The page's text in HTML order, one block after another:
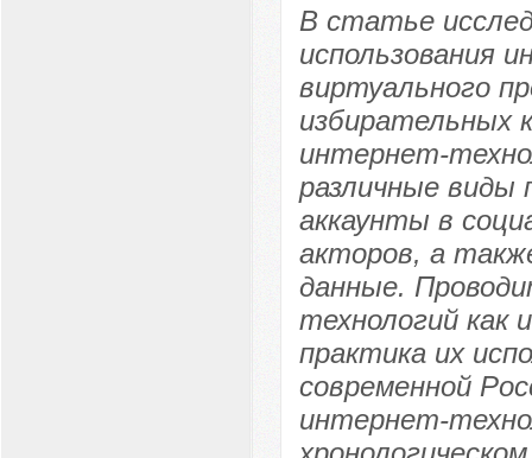
В статье
использования
виртуального
избирательных
интернет-
различные виды
аккаунты в
акторов, а
данные.
технологий как
практика их
современной
интернет-